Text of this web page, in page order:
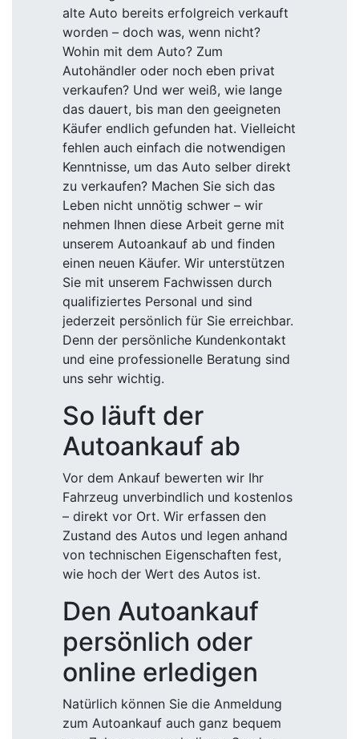
alte Auto bereits erfolgreich verkauft
worden – doch was, wenn nicht?
Wohin mit dem Auto? Zum
Autohändler oder noch eben privat
verkaufen? Und wer weiß, wie lange
das dauert, bis man den geeigneten
Käufer endlich gefunden hat. Vielleicht
fehlen auch einfach die notwendigen
Kenntnisse, um das Auto selber direkt
zu verkaufen? Machen Sie sich das
Leben nicht unnötig schwer – wir
nehmen Ihnen diese Arbeit gerne mit
unserem Autoankauf ab und finden
einen neuen Käufer. Wir unterstützen
Sie mit unserem Fachwissen durch
qualifiziertes Personal und sind
jederzeit persönlich für Sie erreichbar.
Denn der persönliche Kundenkontakt
und eine professionelle Beratung sind
uns sehr wichtig.
So läuft der
Autoankauf ab
Vor dem Ankauf bewerten wir Ihr
Fahrzeug unverbindlich und kostenlos
– direkt vor Ort. Wir erfassen den
Zustand des Autos und legen anhand
von technischen Eigenschaften fest,
wie hoch der Wert des Autos ist.
Den Autoankauf
persönlich oder
online erledigen
Natürlich können Sie die Anmeldung
zum Autoankauf auch ganz bequem